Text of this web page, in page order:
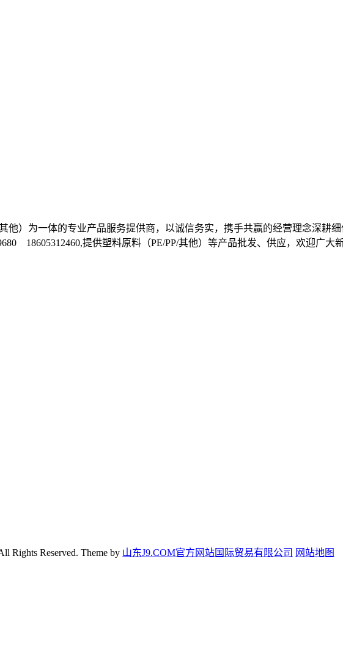
他）为一体的专业产品服务提供商，以诚信务实，携手共赢的经营理念深耕
18605312460,提供塑料原料（PE/PP/其他）等产品批发、供应，欢迎广大
Rights Reserved. Theme by 山东J9.COM官方网站国际贸易有限公司 网站地图